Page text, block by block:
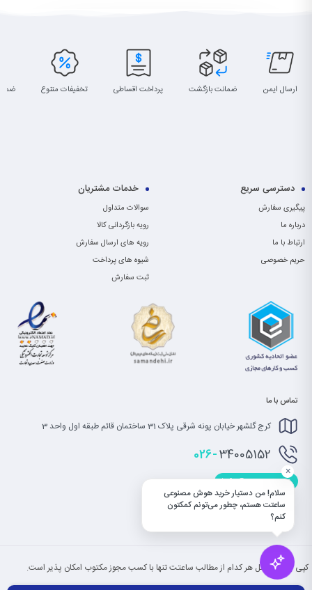
ارسال ایمن ضمانت بازگشت پرداخت اقساطی تخفیفات متنوع
دسترسی سریع
پیگیری سفارش
درباره ما
ارتباط با ما
حریم خصوصی
خدمات مشتریان
سوالات متداول
رویه بازگردانی کالا
رویه های ارسال سفارش
شیوه های پرداخت
ثبت سفارش
تماس با ما
کرج گلشهر خیابان پونه شرقی پلاک 31 ساختمان قائم طبقه اول واحد 3
026-34005152
info@saatet.com
کپی بخش یا کل هر کدام از مطالب ساعتت تنها با کسب مجوز مکتوب امکان پذیر است.
سلام! من دستیار خرید هوش مصنوعی
ساعتت هستم، چطور می‌تونم کمکتون
کنم؟
×